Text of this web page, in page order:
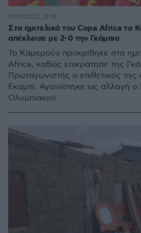
Στα ημιτελικά του Copa Africa το
απέκλεισε με 2-0 την Γκάμπια
Το Καμερούν προκρίθηκε στα
Africa, καθώς επικράτησε της
Πρωταγωνιστής ο επιθετικός
Εκαμπί. Αγωνίστηκε ως αλλαγή ο
Ολυμπιακού
29.01.2022, 21:19